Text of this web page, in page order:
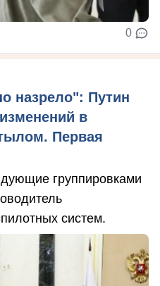
0
назрело": Путин
в
Первая
группировками
систем.